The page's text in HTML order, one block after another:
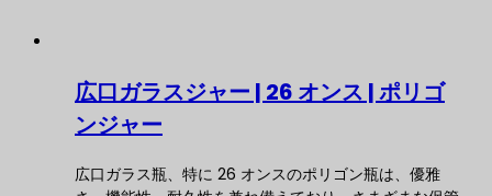
広口ガラスジャー | 26 オンス | ポリゴ
ンジャー
広口ガラス瓶、特に 26 オンスのポリゴン瓶は、優雅